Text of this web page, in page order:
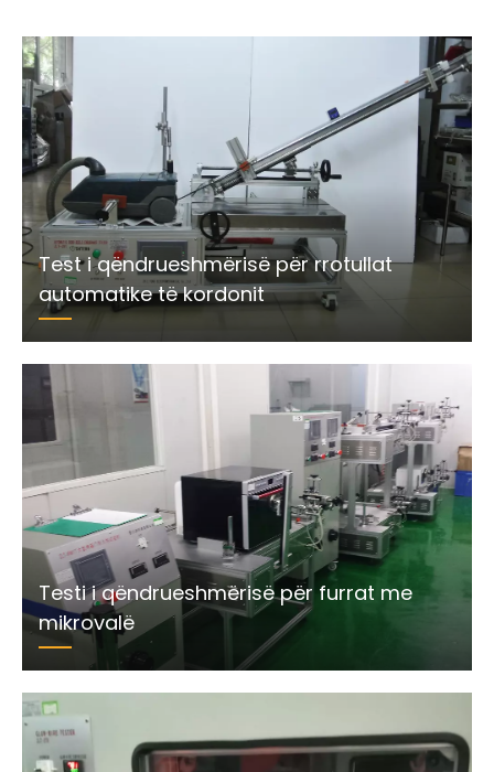
Test i qëndrueshmërisë për rrotullat
automatike të kordonit
Testi i qëndrueshmërisë për furrat me
mikrovalë